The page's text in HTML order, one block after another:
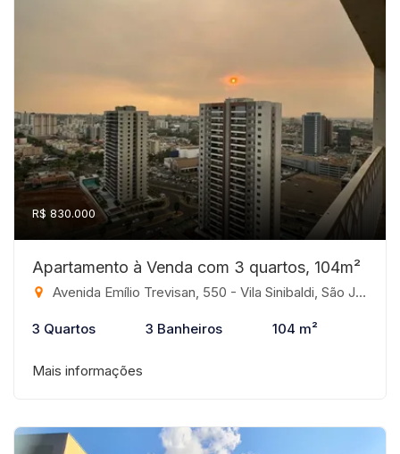
R$ 830.000
Apartamento à Venda com 3 quartos, 104m²
Avenida Emílio Trevisan, 550 - Vila Sinibaldi, São José do Rio Preto-SP
3 Quartos 3 Banheiros 104 m²
Mais informações